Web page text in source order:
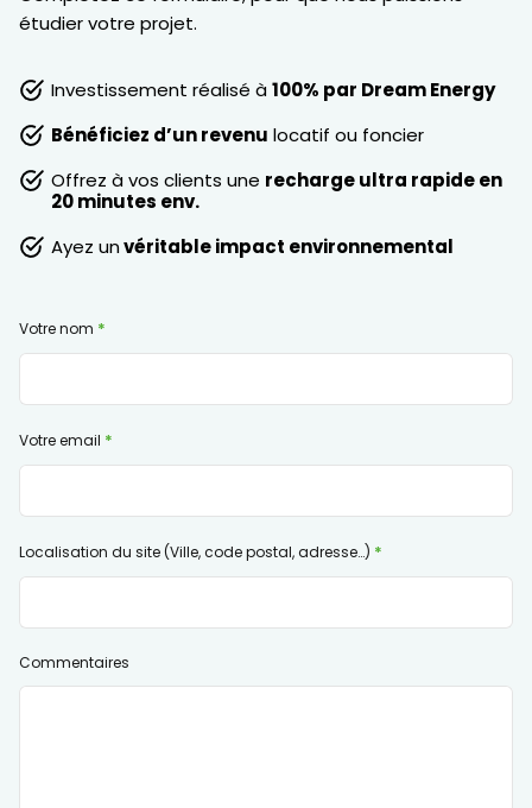
étudier votre projet.
Investissement réalisé à100% par Dream Energy
Bénéficiez d’un revenu locatif ou foncier
Offrez à vos clients une recharge ultra rapide en
20 minutes env.
Ayez unvéritable impact environnemental
Votre nom
Votre email
Localisation du site (Ville, code postal, adresse…)
Commentaires